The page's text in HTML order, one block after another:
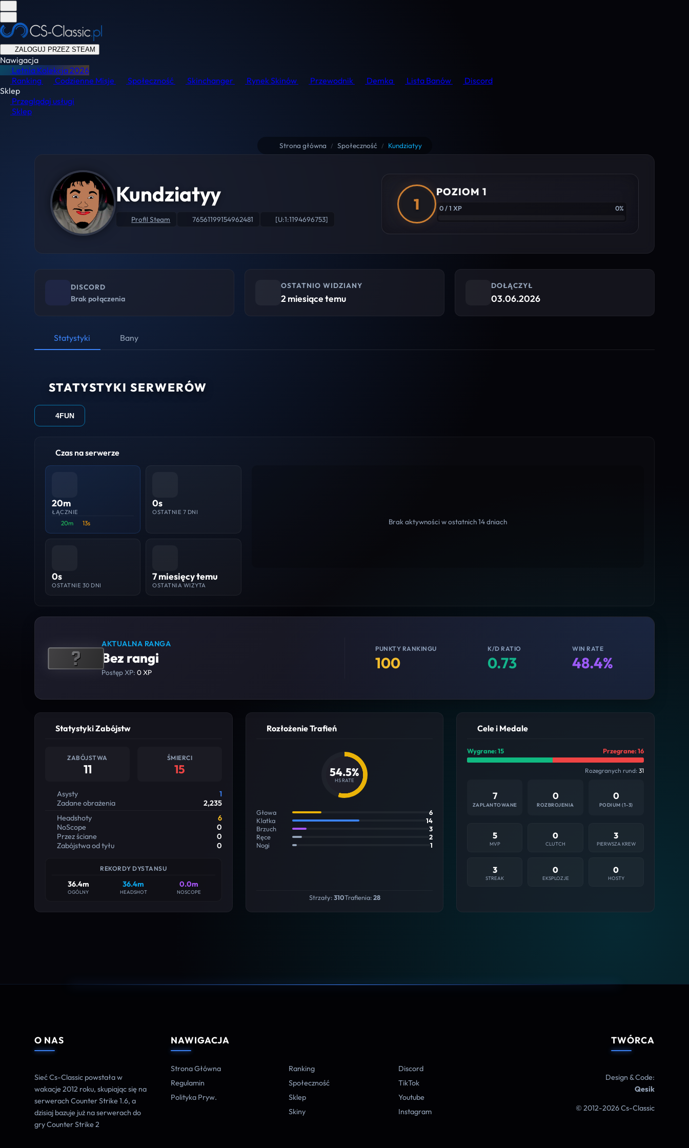
ZALOGUJ PRZEZ STEAM
Nawigacja
Letnia Kolekcja2026
Ranking
Codzienne Misje Społeczność Skinchanger Rynek Skinów Przewodnik Demka Lista Banów
Discord
Sklep
Przeglądaj usługi
Sklep
Strona główna / Społeczność / Kundziatyy
Kundziatyy
Profil Steam 76561199154962481 [U:1:1194696753]
1
POZIOM 1
0 / 1 XP 0%
DISCORD
Brak połączenia
OSTATNIO WIDZIANY
2 miesiące temu
DOŁĄCZYŁ
03.06.2026
Statystyki Bany
STATYSTYKI SERWERÓW
4FUN
Czas na serwerze
20m
ŁĄCZNIE
20m 13s
0s
OSTATNIE 7 DNI
0s
OSTATNIE 30 DNI
7 miesięcy temu
OSTATNIA WIZYTA
Brak aktywności w ostatnich 14 dniach
AKTUALNA RANGA
Bez rangi
Postęp XP:0 XP
PUNKTY RANKINGU
100
K/D RATIO
0.73
WIN RATE
48.4%
Statystyki Zabójstw
ZABÓJSTWA
11
ŚMIERCI
15
Asysty
1
Zadane obrażenia
2,235
Headshoty
6
NoScope
0
Przez ściane
0
Zabójstwa od tyłu
0
REKORDY DYSTANSU
36.4m
OGÓLNY
36.4m
HEADSHOT
0.0m
NOSCOPE
Rozłożenie Trafień
54.5%
HS RATE
Głowa
6
Klatka
14
Brzuch
3
Ręce
2
Nogi
1
Strzały:310Trafienia:28
Cele i Medale
Wygrane: 15 Przegrane: 16
Rozegranych rund: 31
7
ZAPLANTOWANE
0
ROZBROJENIA
0
PODIUM (1-3)
5
MVP
0
CLUTCH
3
PIERWSZA KREW
3
STREAK
0
EKSPLOZJE
0
HOSTY
O NAS
Sieć Cs-Classic powstała w
wakacje 2012 roku, skupiając się na
serwerach Counter Strike 1.6, a
dzisiaj bazuje już na serwerach do
gry Counter Strike 2
NAWIGACJA
Strona Główna
Regulamin
Polityka Pryw.
Ranking
Społeczność
Sklep
Skiny
Discord
TikTok
Youtube
Instagram
TWÓRCA
Design & Code:
Qesik
© 2012-2026 Cs-Classic